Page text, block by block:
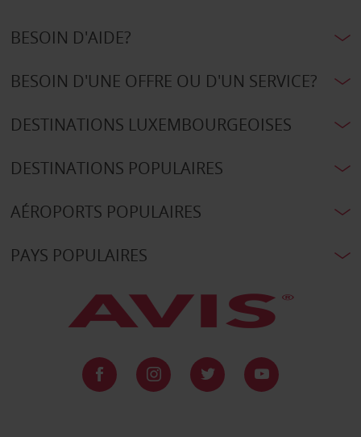
BESOIN D'AIDE?
BESOIN D'UNE OFFRE OU D'UN SERVICE?
DESTINATIONS LUXEMBOURGEOISES
DESTINATIONS POPULAIRES
AÉROPORTS POPULAIRES
PAYS POPULAIRES